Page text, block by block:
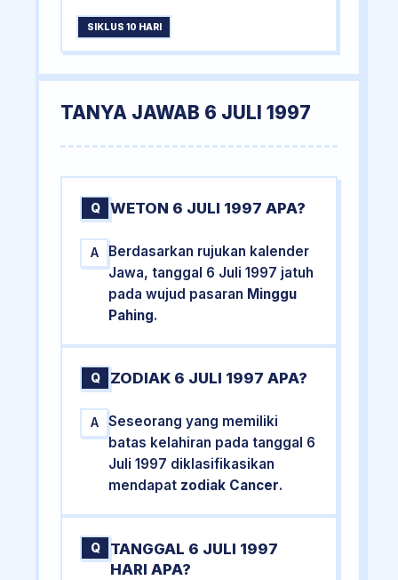
SIKLUS 10 HARI
TANYA JAWAB 6 JULI 1997
Q WETON 6 JULI 1997 APA?
A
Berdasarkan rujukan kalender
Jawa, tanggal 6 Juli 1997 jatuh
pada wujud pasaran Minggu
Pahing.
Q ZODIAK 6 JULI 1997 APA?
A
Seseorang yang memiliki
batas kelahiran pada tanggal 6
Juli 1997 diklasifikasikan
mendapat zodiak Cancer.
Q
TANGGAL 6 JULI 1997
HARI APA?